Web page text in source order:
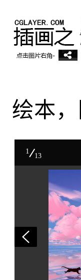
绘本
1
13